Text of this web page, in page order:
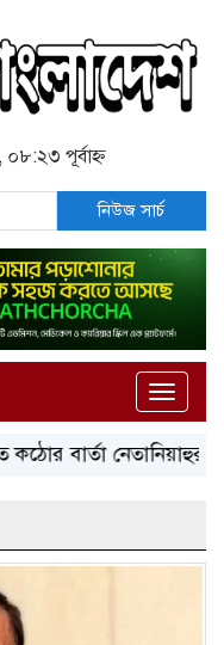
পূর্বাহ্ন
নিউজ সার্চ
Toggle
নেতানিয়াহুর